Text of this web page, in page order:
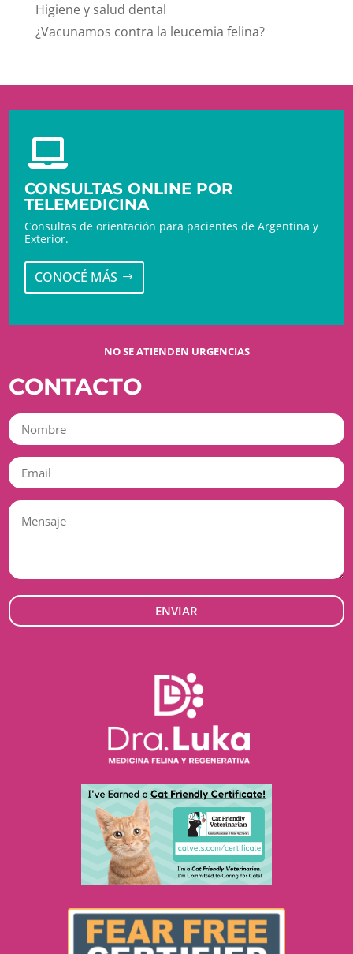
Higiene y salud dental
¿Vacunamos contra la leucemia felina?

CONSULTAS ONLINE POR
TELEMEDICINA
Consultas de orientación para pacientes de Argentina y
Exterior.
CONOCÉ MÁS
NO SE ATIENDEN URGENCIAS
CONTACTO